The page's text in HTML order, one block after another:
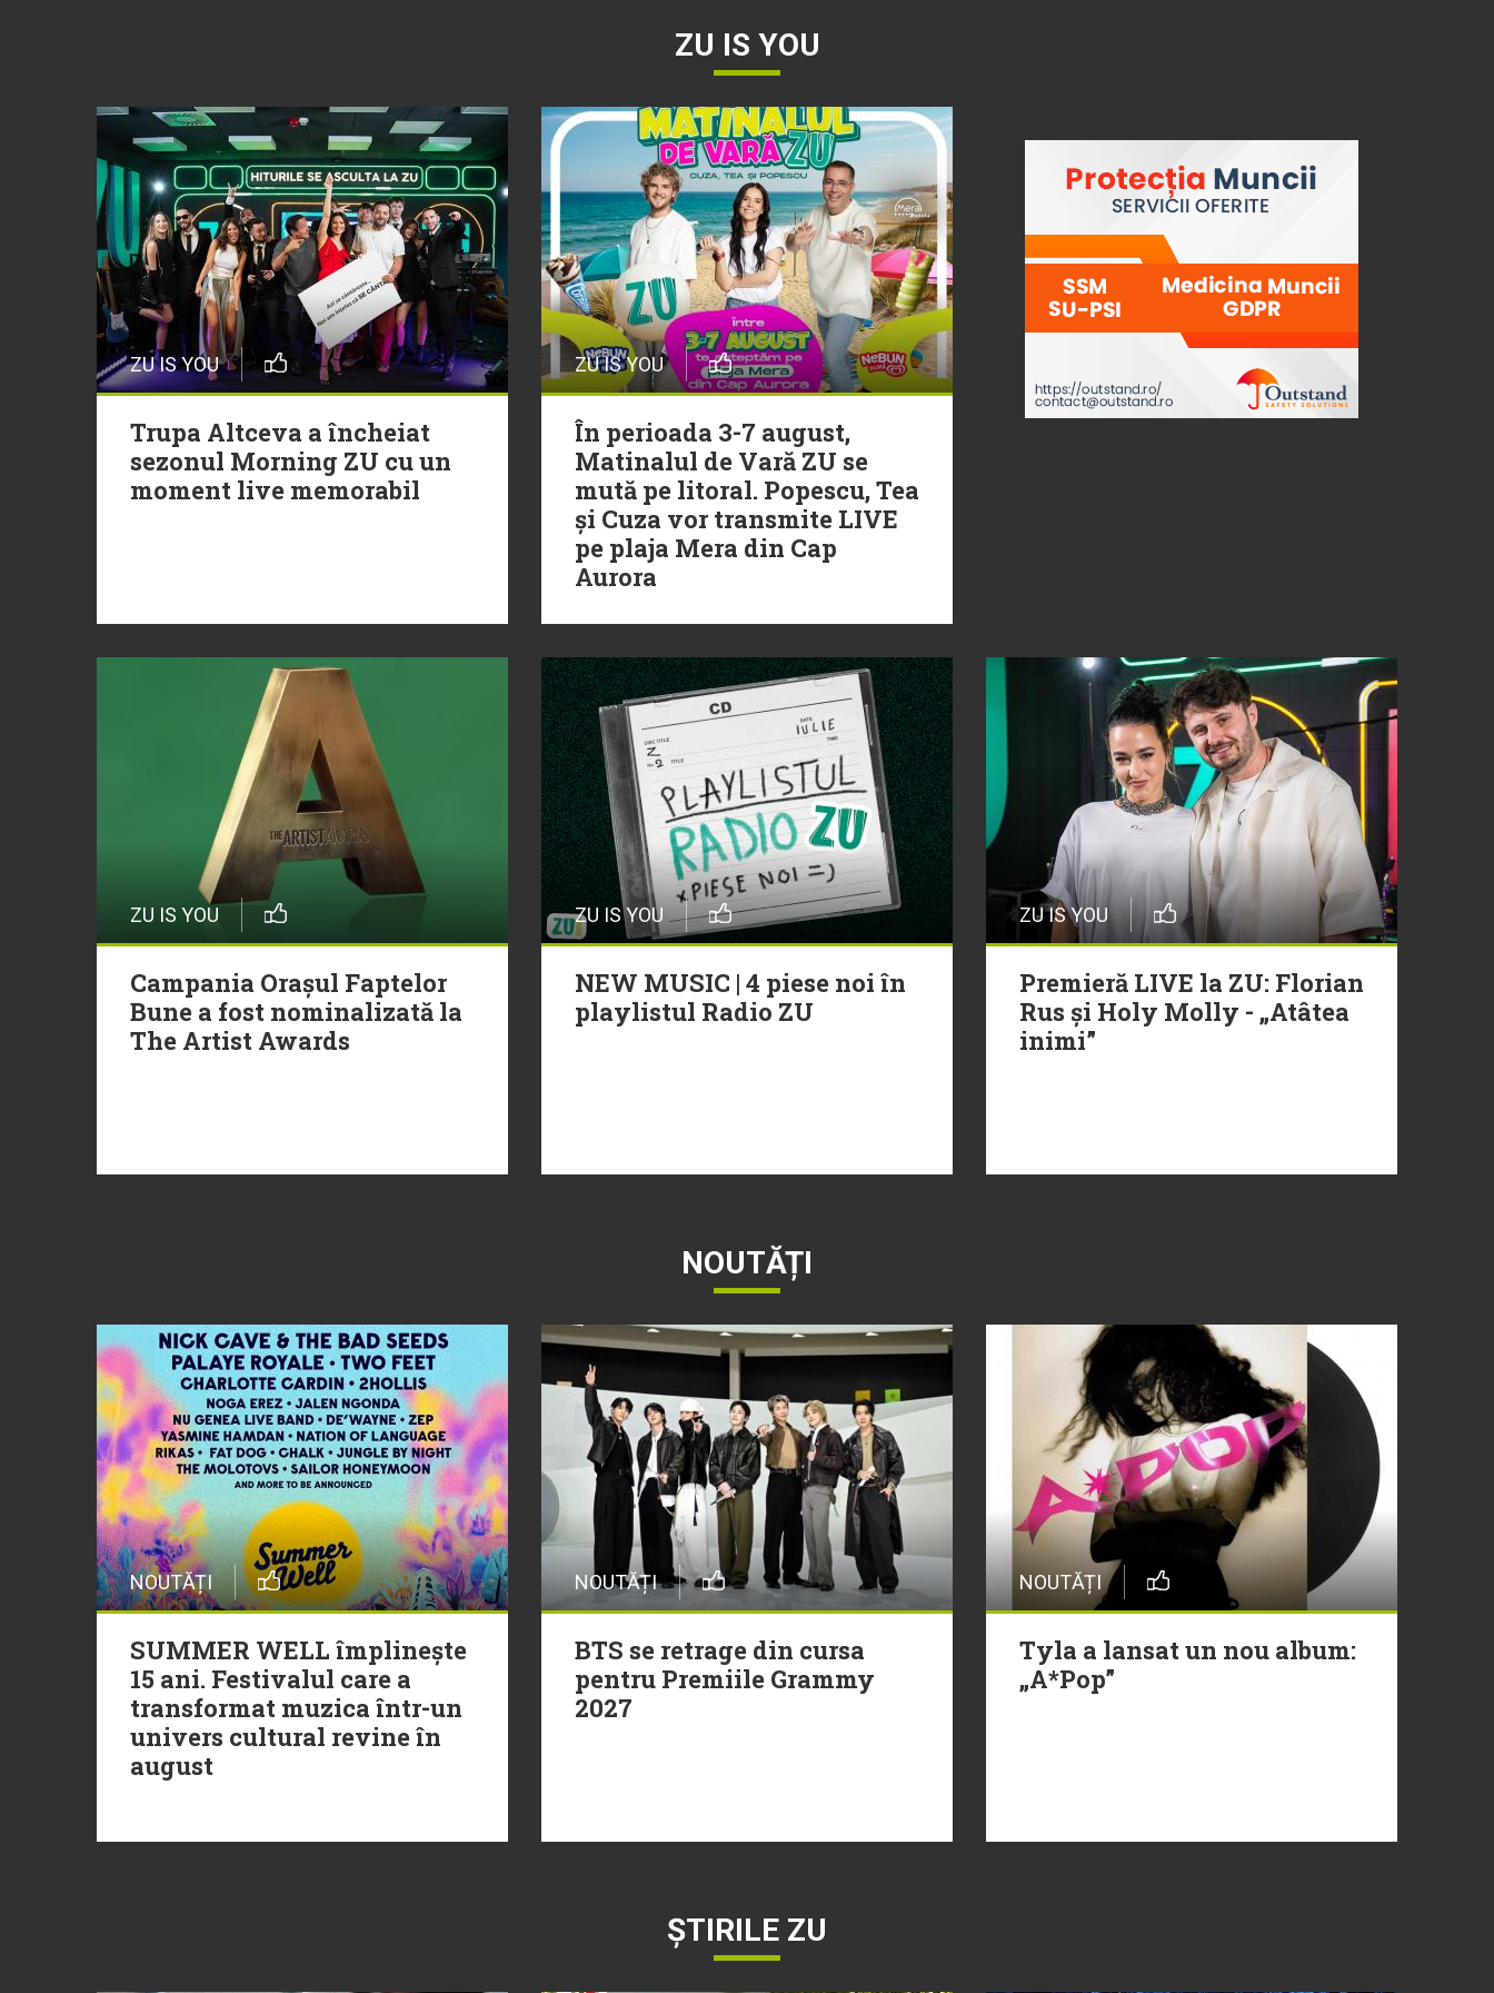
ZU IS YOU
ZU IS YOU
Trupa Altceva a încheiat
sezonul Morning ZU cu un
moment live memorabil
ZU IS YOU
În perioada 3-7 august,
Matinalul de Vară ZU se
mută pe litoral. Popescu, Tea
și Cuza vor transmite LIVE
pe plaja Mera din Cap
Aurora
ZU IS YOU
Campania Orașul Faptelor
Bune a fost nominalizată la
The Artist Awards
ZU IS YOU
NEW MUSIC | 4 piese noi în
playlistul Radio ZU
ZU IS YOU
Premieră LIVE la ZU: Florian
Rus și Holy Molly - „Atâtea
inimi”
NOUTĂȚI
NOUTĂȚI
SUMMER WELL împlinește
15 ani. Festivalul care a
transformat muzica într-un
univers cultural revine în
august
NOUTĂȚI
BTS se retrage din cursa
pentru Premiile Grammy
2027
NOUTĂȚI
Tyla a lansat un nou album:
„A*Pop”
ȘTIRILE ZU